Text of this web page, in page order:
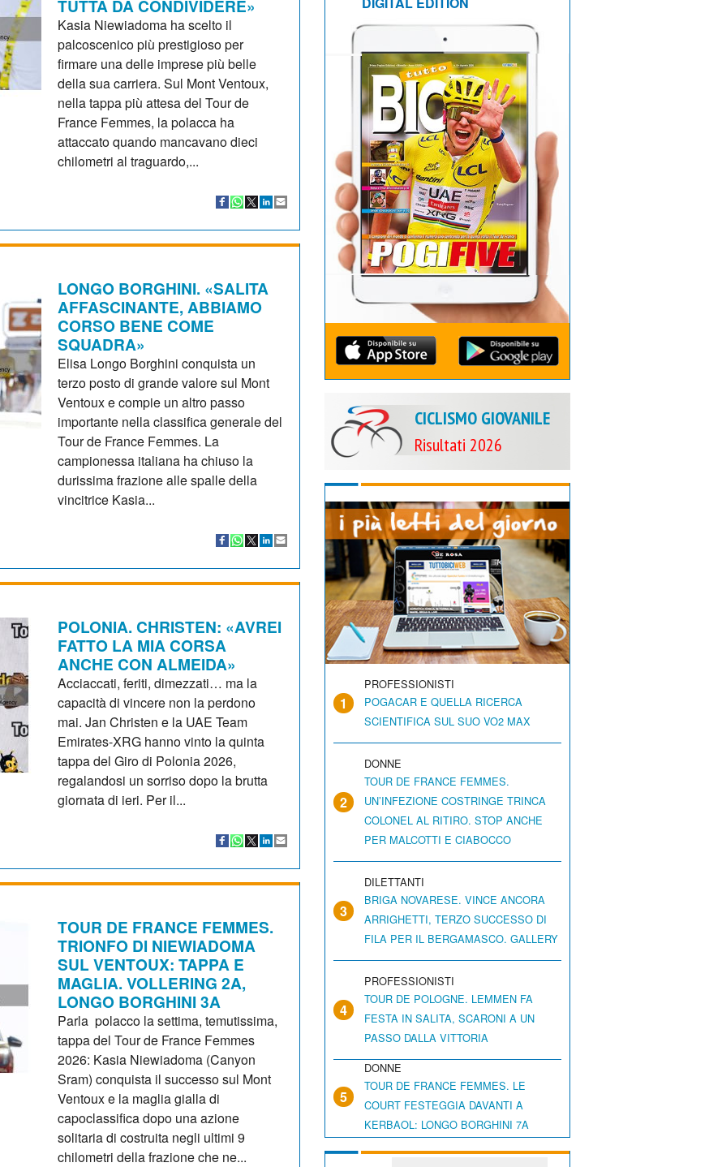
TUTTA DA CONDIVIDERE»
Kasia Niewiadoma ha scelto il
palcoscenico più prestigioso per
firmare una delle imprese più belle
della sua carriera. Sul Mont Ventoux,
nella tappa più attesa del Tour de
France Femmes, la polacca ha
attaccato quando mancavano dieci
chilometri al traguardo,...
LONGO BORGHINI. «SALITA
AFFASCINANTE, ABBIAMO
CORSO BENE COME
SQUADRA»
Elisa Longo Borghini conquista un
terzo posto di grande valore sul Mont
Ventoux e compie un altro passo
importante nella classifica generale del
Tour de France Femmes. La
campionessa italiana ha chiuso la
durissima frazione alle spalle della
vincitrice Kasia...
POLONIA. CHRISTEN: «AVREI
FATTO LA MIA CORSA
ANCHE CON ALMEIDA»
Acciaccati, feriti, dimezzati… ma la
capacità di vincere non la perdono
mai. Jan Christen e la UAE Team
Emirates-XRG hanno vinto la quinta
tappa del Giro di Polonia 2026,
regalandosi un sorriso dopo la brutta
giornata di ieri. Per il...
TOUR DE FRANCE FEMMES.
TRIONFO DI NIEWIADOMA
SUL VENTOUX: TAPPA E
MAGLIA. VOLLERING 2A,
LONGO BORGHINI 3A
Parla polacco la settima, temutissima,
tappa del Tour de France Femmes
2026: Kasia Niewiadoma (Canyon
Sram) conquista il successo sul Mont
Ventoux e la maglia gialla di
capoclassifica dopo una azione
solitaria di costruita negli ultimi 9
chilometri della frazione che ne...
CICLISMO GIOVANILE
Risultati 2026
1
PROFESSIONISTI
POGACAR E QUELLA RICERCA
SCIENTIFICA SUL SUO VO2 MAX
2
DONNE
TOUR DE FRANCE FEMMES.
UN’INFEZIONE COSTRINGE TRINCA
COLONEL AL RITIRO. STOP ANCHE
PER MALCOTTI E CIABOCCO
3
DILETTANTI
BRIGA NOVARESE. VINCE ANCORA
ARRIGHETTI, TERZO SUCCESSO DI
FILA PER IL BERGAMASCO. GALLERY
4
PROFESSIONISTI
TOUR DE POLOGNE. LEMMEN FA
FESTA IN SALITA, SCARONI A UN
PASSO DALLA VITTORIA
5
DONNE
TOUR DE FRANCE FEMMES. LE
COURT FESTEGGIA DAVANTI A
KERBAOL: LONGO BORGHINI 7A